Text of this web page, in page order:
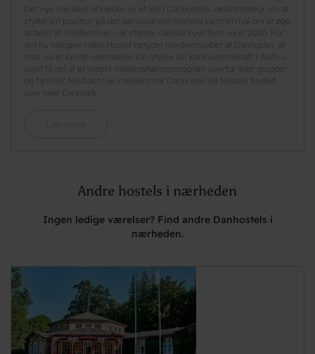
Det nye medlem af kæden er et led i Danhostels vækststrategi om at
styrke sin position på det aarhusianske marked samt et mål om at øge
antallet af medlemmer i de største danske byer frem mod 2020. For
det nu tidligere Hallo Hostel betyder medlemskabet af Danhostel, at
man via et kendt varemærke kan styrke sin konkurrencekraft i Aarhus
samt få del af et stærkt markedsføringsprogram overfor især grupper
og familier. Med det nye medlem har Danhostel 64 hostels fordelt
over hele Danmark.
Andre hostels i nærheden
Ingen ledige værelser? Find andre Danhostels i
nærheden.